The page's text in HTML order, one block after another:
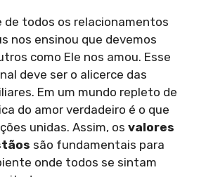
de todos os relacionamentos
nos ensinou que devemos
como Ele nos amou. Esse
deve ser o alicerce das
Em um mundo repleto de
do amor verdadeiro é o que
unidas. Assim, os valores
são fundamentais para
onde todos se sintam